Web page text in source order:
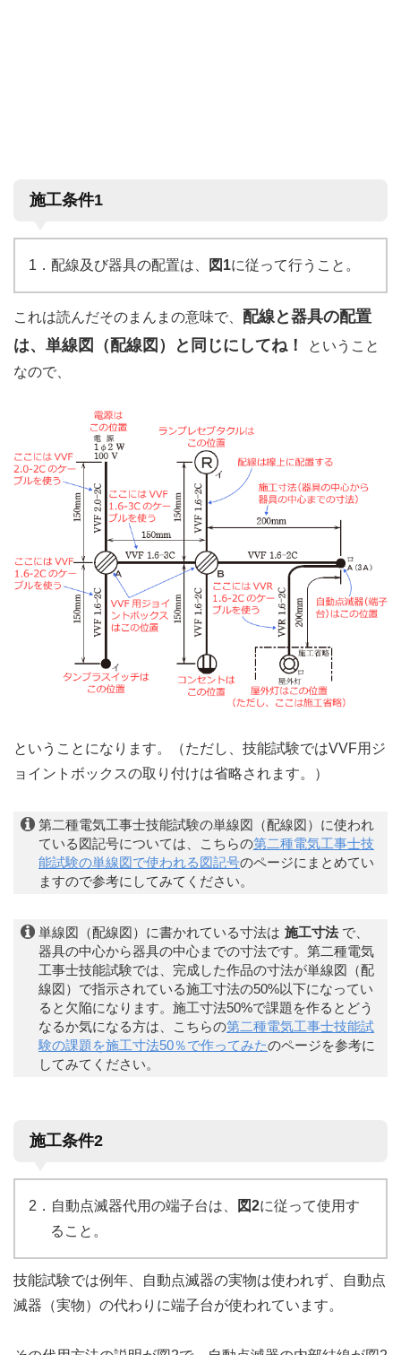
施工条件1
1．配線及び器具の配置は、 図1に従って行うこと。
これは読んだそのまんまの意味で、 配線と器具の配置
は、単線図（配線図）と同じにしてね！
ということ
なので、
ということになります。（ただし、技能試験ではVVF用ジ
ョイントボックスの取り付けは省略されます。）
第二種電気工事士技能試験の単線図（配線図）に使われ
ている図記号については、こちらの第二種電気工事士技
能試験の単線図で使われる図記号のページにまとめてい
ますので参考にしてみてください。
単線図（配線図）に書かれている寸法は 施工寸法 で、
器具の中心から器具の中心までの寸法です。第二種電気
工事士技能試験では、完成した作品の寸法が単線図（配
線図）で指示されている施工寸法の50%以下になってい
ると欠陥になります。施工寸法50%で課題を作るとどう
なるか気になる方は、こちらの第二種電気工事士技能試
験の課題を施工寸法50％で作ってみたのページを参考に
してみてください。
施工条件2
2．自動点滅器代用の端子台は、 図2に従って使用す
ること。
技能試験では例年、自動点滅器の実物は使われず、自動点
滅器（実物）の代わりに端子台が使われています。